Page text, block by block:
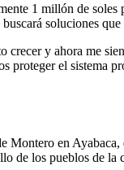
1 millón de
soluciones
crecer y ahora me
proteger el sistema
Montero en
de los pueblos de